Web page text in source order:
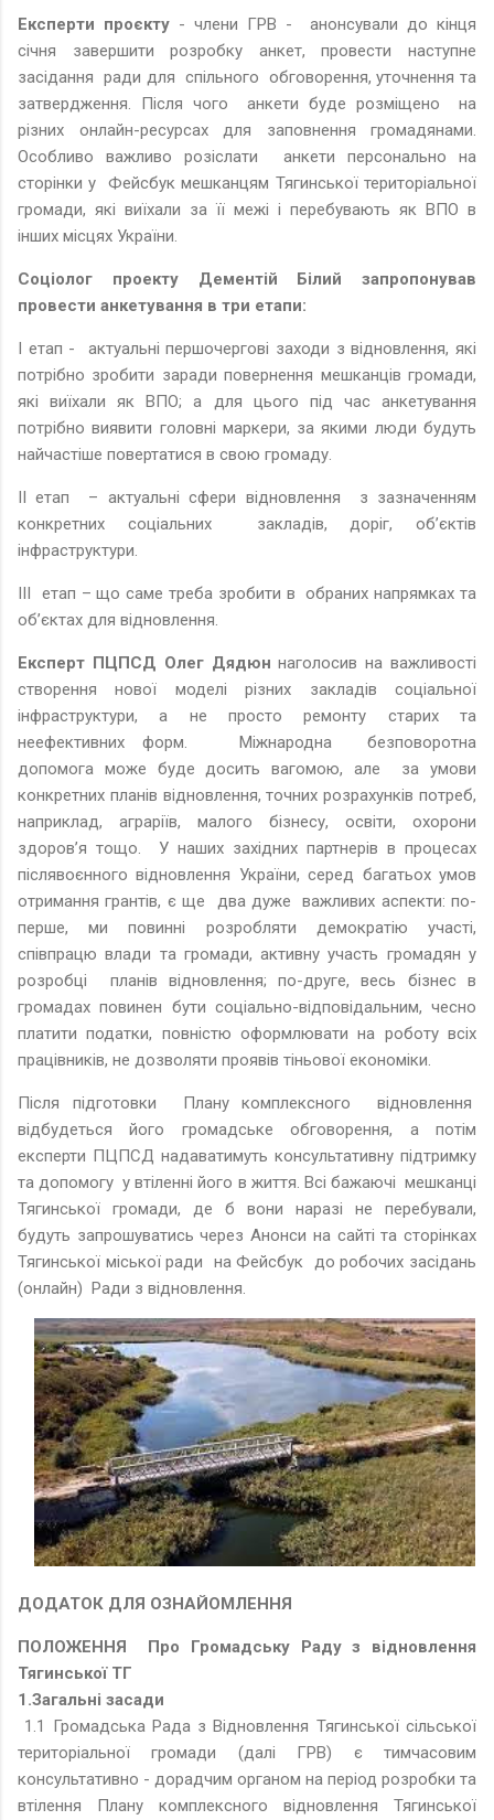
Експерти проєкту - члени ГРВ - анонсували до кінця
січня завершити розробку анкет, провести наступне
засідання ради для спільного обговорення, уточнення та
затвердження. Після чого анкети буде розміщено на
різних онлайн-ресурсах для заповнення громадянами.
Особливо важливо розіслати анкети персонально на
сторінки у Фейсбук мешканцям Тягинської територіальної
громади, які виїхали за її межі і перебувають як ВПО в
інших місцях України.
Соціолог проекту Дементій Білий запропонував
провести анкетування в три етапи:
І етап - актуальні першочергові заходи з відновлення, які
потрібно зробити заради повернення мешканців громади,
які виїхали як ВПО; а для цього під час анкетування
потрібно виявити головні маркери, за якими люди будуть
найчастіше повертатися в свою громаду.
ІІ етап – актуальні сфери відновлення з зазначенням
конкретних соціальних закладів, доріг, об’єктів
інфраструктури.
ІІІ етап – що саме треба зробити в обраних напрямках та
об’єктах для відновлення.
Експерт ПЦПСД Олег Дядюннаголосив на важливості
створення нової моделі різних закладів соціальної
інфраструктури, а не просто ремонту старих та
неефективних форм. Міжнародна безповоротна
допомога може буде досить вагомою, але за умови
конкретних планів відновлення, точних розрахунків потреб,
наприклад, аграріїв, малого бізнесу, освіти, охорони
здоров’я тощо. У наших західних партнерів в процесах
післявоєнного відновлення України, серед багатьох умов
отримання грантів, є ще два дуже важливих аспекти: по-
перше, ми повинні розробляти демократію участі,
співпрацю влади та громади, активну участь громадян у
розробці планів відновлення; по-друге, весь бізнес в
громадах повинен бути соціально-відповідальним, чесно
платити податки, повністю оформлювати на роботу всіх
працівників, не дозволяти проявів тіньової економіки.
Після підготовки Плану комплексного відновлення
відбудеться його громадське обговорення, а потім
експерти ПЦПСД надаватимуть консультативну підтримку
та допомогу у втіленні його в життя. Всі бажаючі мешканці
Тягинської громади, де б вони наразі не перебували,
будуть запрошуватись через Анонси на сайті та сторінках
Тягинської міської ради на Фейсбук до робочих засідань
(онлайн) Ради з відновлення.
ДОДАТОК ДЛЯ ОЗНАЙОМЛЕННЯ
ПОЛОЖЕННЯ Про Громадську Раду з відновлення
Тягинської ТГ
1.Загальні засади
1.1 Громадська Рада з Відновлення Тягинської сільської
територіальної громади (далі ГРВ) є тимчасовим
консультативно - дорадчим органом на період розробки та
втілення Плану комплексного відновлення Тягинської